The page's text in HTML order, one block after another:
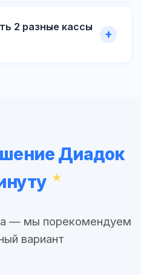
2 разные кассы
Диадок
— мы порекомендуем
вариант